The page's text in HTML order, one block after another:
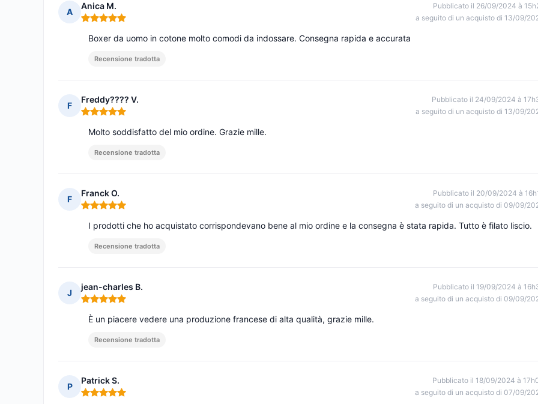
A
Anica M.
Nota: 5 su 5
Pubblicato il 26/09/2024 à
a seguito di un acquisto di 13/09/
Boxer da uomo in cotone molto comodi da indossare. Consegna rapida e accurata
Recensione tradotta
F
Freddy???? V.
Nota: 5 su 5
Pubblicato il 24/09/2024 à
a seguito di un acquisto di 13/09/
Molto soddisfatto del mio ordine. Grazie mille.
Recensione tradotta
F
Franck O.
Nota: 5 su 5
Pubblicato il 20/09/2024 à
a seguito di un acquisto di 09/09/
I prodotti che ho acquistato corrispondevano bene al mio ordine e la consegna è stata rapida. Tutto è filato liscio.
Recensione tradotta
J
jean-charles B.
Nota: 5 su 5
Pubblicato il 19/09/2024 à
a seguito di un acquisto di 09/09/
È un piacere vedere una produzione francese di alta qualità, grazie mille.
Recensione tradotta
P
Patrick S.
Nota: 5 su 5
Pubblicato il 18/09/2024 à
a seguito di un acquisto di 07/09/